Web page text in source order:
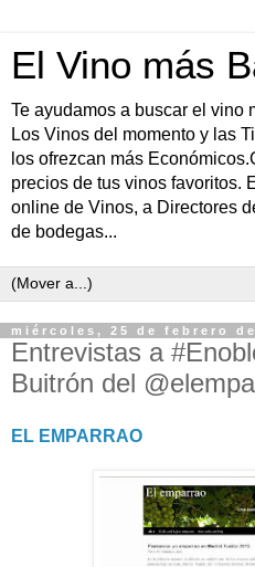
El Vino más
Te ayudamos a buscar el vino
Los Vinos del momento y las
los ofrezcan más
precios de tus vinos favoritos.
online de Vinos, a Directores
de bodegas...
miércoles, 25 de febrero de
Entrevistas a
Buitrón del
EL EMPARRAO